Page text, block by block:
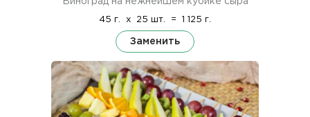
45 г. x 25 шт. = 1 125 г.
Заменить